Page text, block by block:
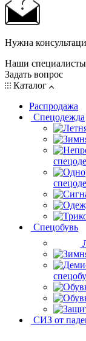
Нужна
Наши
Задать вопрос
Каталог
Распродажа
Спецодежда
Спецобувь
СИЗ от